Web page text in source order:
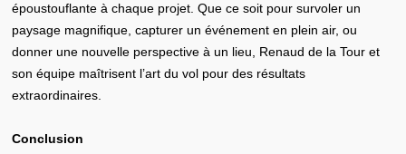
époustouflante à chaque projet. Que ce soit pour survoler un
paysage magnifique, capturer un événement en plein air, ou
donner une nouvelle perspective à un lieu, Renaud de la Tour et
son équipe maîtrisent l’art du vol pour des résultats
extraordinaires.
Conclusion